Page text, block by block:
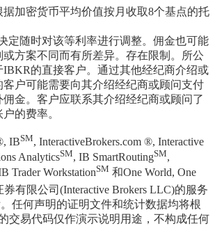
加密货币平均价值按月收取8个基点的托
定随时对该等利率进行调整。佣金也可能
方案不同而有所差异。存在限制。所公
IBKR的直接客户。通过其他经纪商介绍或
客户可能需要向其介绍经纪商或顾问支付
金。客户应联系其介绍经纪商或顾问了
的费率。
IBSM, InteractiveBrokers.com ®, Interactive
AnalyticsSM, IB SmartRoutingSM,
Trader WorkstationSM 和One World, One
券有限公司(Interactive Brokers LLC)的服务
任何声明的证明文件和统计数据均将根
交易代码仅作演示说明用途，不构成任何